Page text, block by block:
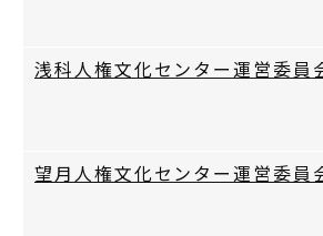
浅科人権文化センター運営委
望月人権文化センター運営委